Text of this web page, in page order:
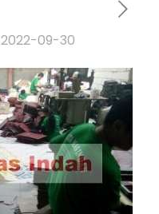
2022-09-30